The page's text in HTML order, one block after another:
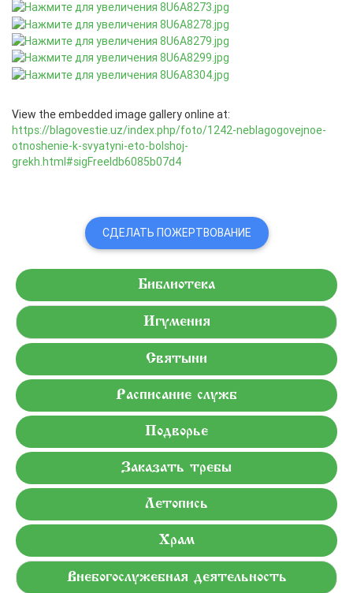
View the embedded image gallery online at:
https://blagovestie.uz/index.php/foto/1242-neblagogovejnoe-
otnoshenie-k-svyatyni-eto-bolshoj-
grekh.html#sigFreeIdb6085b07d4
СДЕЛАТЬ ПОЖЕРТВОВАНИЕ
Библиотека
Игумения
Святыни
Расписание служб
Подворье
Заказать требы
Летопись
Храм
Внебогослужебная деятельность